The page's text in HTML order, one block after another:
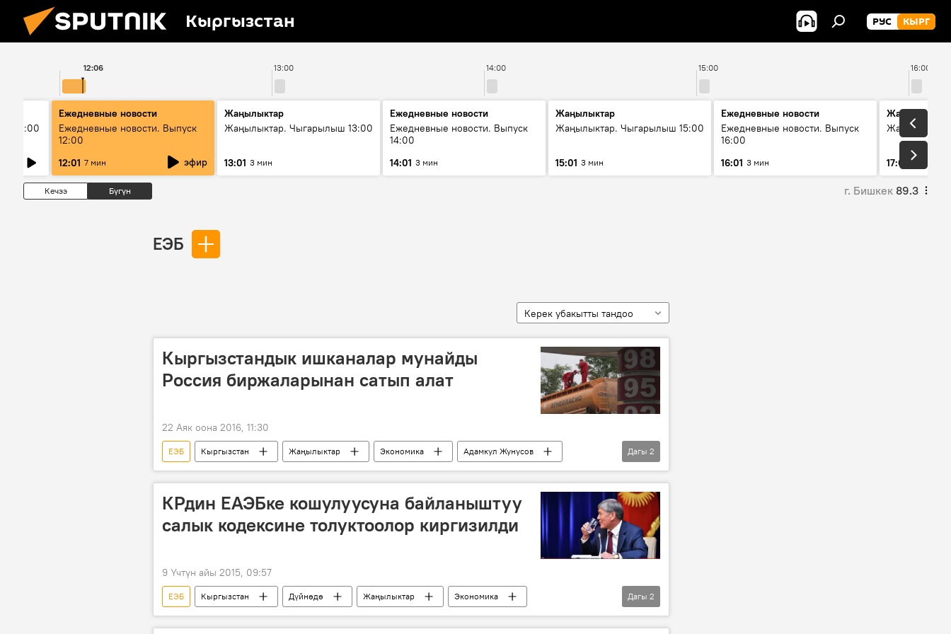
Кыргызстан РУС КЫРГ
13:00 14:00 15:00 16:00
12:06
11:00
Ежедневные новости
Ежедневные новости. Выпуск
12:00
12:01 7 мин эфир
Жаңылыктар
Жаңылыктар. Чыгарылыш 13:00
13:01 3 мин
Ежедневные новости
Ежедневные новости. Выпуск
14:00
14:01 3 мин
Жаңылыктар
Жаңылыктар. Чыгарылыш 15:00
15:01 3 мин
Ежедневные новости
Ежедневные новости. Выпуск
16:00
16:01 3 мин
Жаңылыктар
17:01 5 мин
Кечээ Бүгүн г. Бишкек 89.3
ЕЭБ
Керек убакытты тандоо
Кыргызстандык ишканалар мунайды
Россия биржаларынан сатып алат
22 Аяк оона 2016, 11:30
ЕЭБ Кыргызстан Жаңылыктар Экономика
Адамкул Жунусов
ЕЭК
мунай электр энергиясы
Дагы 2
КРдин ЕАЭБке кошулуусуна байланыштуу
салык кодексине толуктоолор киргизилди
9 Үчтүн айы 2015, 09:57
ЕЭБ Кыргызстан Дүйнөдө Жаңылыктар
Экономика
Алмазбек Атамбаев
Кыргызстан Бажы биримдигине кирүүгө ниеттенүүдө
Дагы 2